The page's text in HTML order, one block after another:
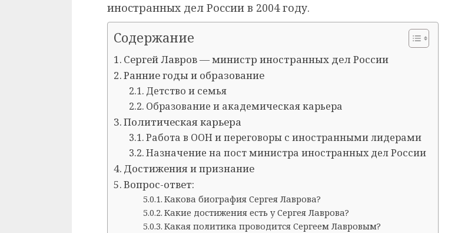
иностранных дел России в 2004 году.
Содержание
Сергей Лавров — министр иностранных дел России
Ранние годы и образование
Детство и семья
Образование и академическая карьера
Политическая карьера
Работа в ООН и переговоры с иностранными лидерами
Назначение на пост министра иностранных дел России
Достижения и признание
Вопрос-ответ:
Какова биография Сергея Лаврова?
Какие достижения есть у Сергея Лаврова?
Какая политика проводится Сергеем Лавровым?